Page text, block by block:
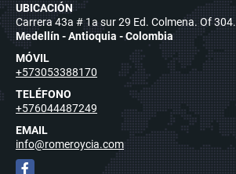
UBICACIÓN
Carrera 43a # 1a sur 29 Ed. Colmena. Of 304.
Medellín - Antioquia - Colombia
MÓVIL
+573053388170
TELÉFONO
+576044487249
EMAIL
info@romeroycia.com
Facebook